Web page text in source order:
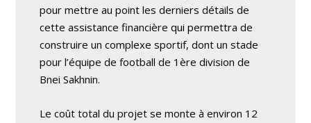
pour mettre au point les derniers détails de
cette assistance financière qui permettra de
construire un complexe sportif, dont un stade
pour l’équipe de football de 1ère division de
Bnei Sakhnin.
Le coût total du projet se monte à environ 12